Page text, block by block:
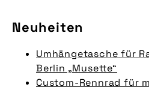
Neuheiten
Umhängetasche für
Berlin „Musette“
Custom-Rennrad für